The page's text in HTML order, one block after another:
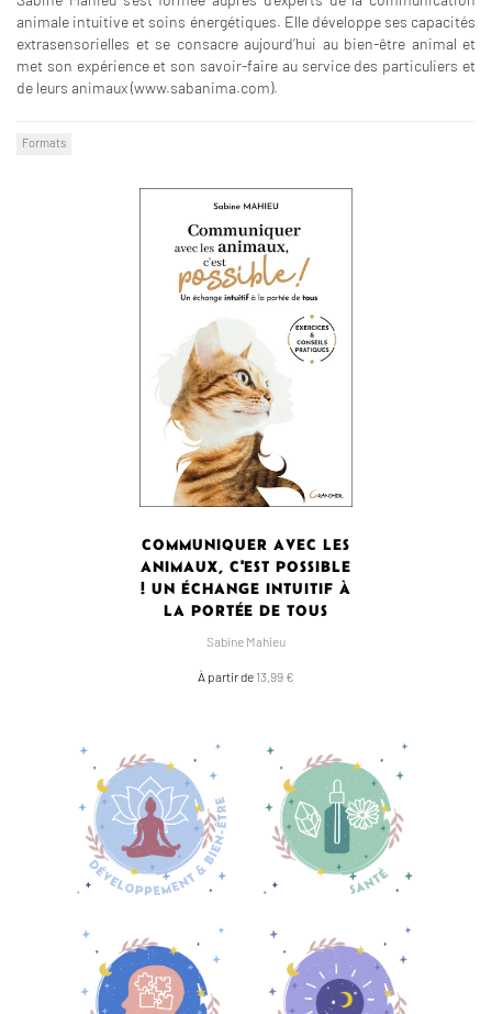
animale intuitive et soins énergétiques. Elle développe ses capacités
extrasensorielles et se consacre aujourd’hui au bien-être animal et
met son expérience et son savoir-faire au service des particuliers et
de leurs animaux (www.sabanima.com).
Formats
COMMUNIQUER AVEC LES
ANIMAUX, C'EST POSSIBLE
! UN ÉCHANGE INTUITIF À
LA PORTÉE DE TOUS
Sabine Mahieu
À partir de 13,99 €